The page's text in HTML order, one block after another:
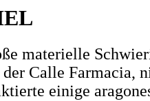
materielle
Calle Farmacia,
einige